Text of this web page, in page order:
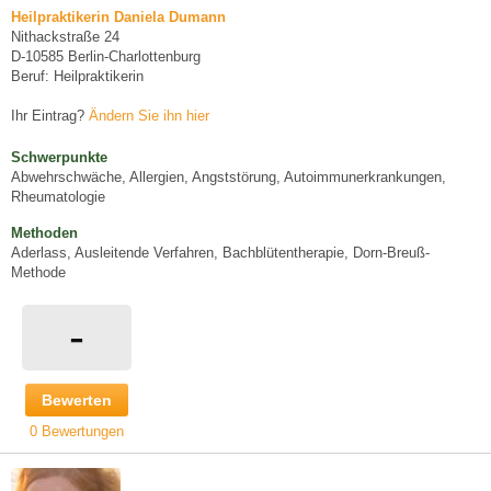
Heilpraktikerin Daniela Dumann
Nithackstraße 24
D-10585 Berlin-Charlottenburg
Beruf: Heilpraktikerin
Ihr Eintrag? Ändern Sie ihn hier
Schwerpunkte
Abwehrschwäche, Allergien, Angststörung, Autoimmunerkrankungen,
Rheumatologie
Methoden
Aderlass, Ausleitende Verfahren, Bachblütentherapie, Dorn-Breuß-
Methode
-
Bewerten
0 Bewertungen